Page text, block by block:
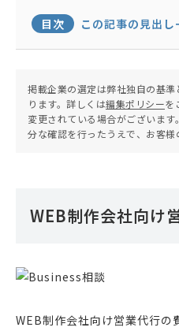
目次 この記事の見出し
掲載企業の選定は弊社独自の基
ります。詳しくは編集ポリシーを
変更されている場合がございま
分な確認を行ったうえで、お客
WEB制作会社向け
WEB制作会社向け営業代行の